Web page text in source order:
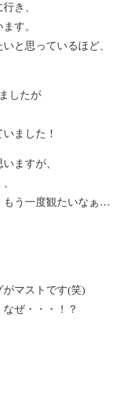
き、
す。
と思っているほど、
したが
ました！
ますが、
もう一度観たいなぁ…
がマストです(笑)
ぜ・・・！？